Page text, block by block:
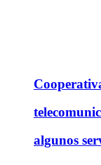
algunos